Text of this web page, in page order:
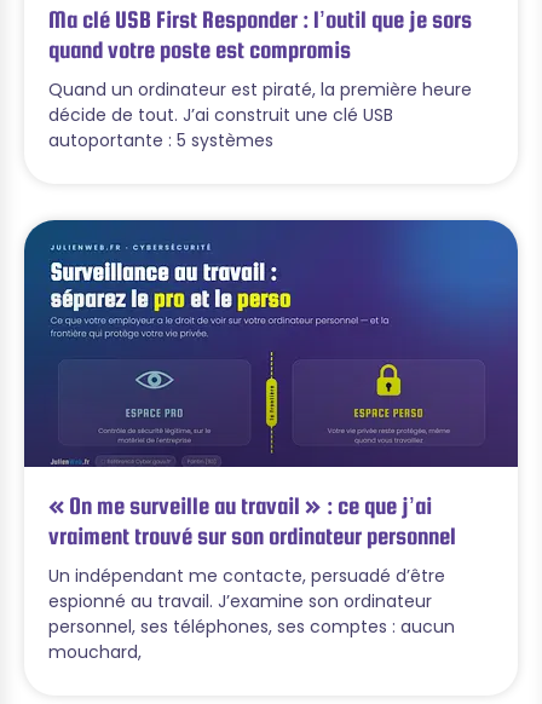
Ma clé USB First Responder : l’outil que je sors
quand votre poste est compromis
Quand un ordinateur est piraté, la première heure
décide de tout. J’ai construit une clé USB
autoportante : 5 systèmes
« On me surveille au travail » : ce que j’ai
vraiment trouvé sur son ordinateur personnel
Un indépendant me contacte, persuadé d’être
espionné au travail. J’examine son ordinateur
personnel, ses téléphones, ses comptes : aucun
mouchard,